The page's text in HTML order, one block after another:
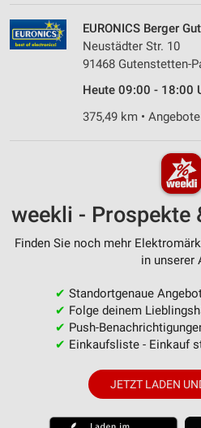
EURONICS Berger
Neustädter Str. 10
91468 Gutenstetten-
Heute 09:00 - 18:00
375,49 km •
weekli - Prospekte
Finden Sie noch mehr
in unserer
✔ Standortgenaue
✔ Folge deinem
✔ Push-
✔ Einkaufsliste - Einkauf
JETZT LADEN